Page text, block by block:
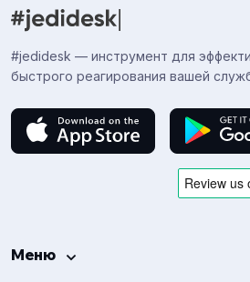
#jedidesk — инструмент для
быстрого реагирования вашей
Меню